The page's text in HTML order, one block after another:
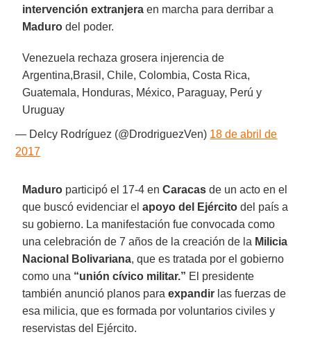
intervención extranjera en marcha para derribar a
Maduro del poder.
Venezuela rechaza grosera injerencia de
Argentina,Brasil, Chile, Colombia, Costa Rica,
Guatemala, Honduras, México, Paraguay, Perú y
Uruguay
— Delcy Rodríguez (@DrodriguezVen) 18 de abril de
2017
Maduro participó el 17-4 enCaracas de un acto en el
que buscó evidenciar elapoyo del Ejército del país a
su gobierno. La manifestación fue convocada como
una celebración de 7 años de la creación de la Milicia
Nacional Bolivariana, que es tratada por el gobierno
como una “unión cívico militar.” El presidente
también anunció planos paraexpandir las fuerzas de
esa milicia, que es formada por voluntarios civiles y
reservistas del Ejército.